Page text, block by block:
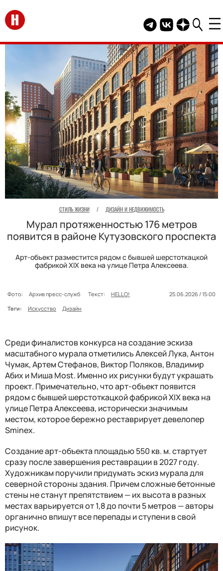
Перейти на главную
Telegram канал
Группа HELLO
Канал
СТИЛЬ ЖИЗНИ / ДИЗАЙН И НЕДВИЖИМОСТЬ
Мурал протяженностью 176 метров
появится в районе Кутузовского проспекта
Арт-объект разместится рядом с бывшей шерстоткацкой
фабрикой XIX века на улице Петра Алексеева.
Фото: Архив пресс-служб Текст: HELLO!
25.06.2026 / 15:00
Теги:
Искусство Дизайн
Среди финалистов конкурса на создание эскиза
масштабного мурала отметились Алексей Лука, Антон
Чумак, Артем Стефанов, Виктор Поляков, Владимир
Абих и Миша Most. Именно их рисунки будут украшать
проект. Примечательно, что арт-объект появится
рядом с бывшей шерстоткацкой фабрикой XIX века на
улице Петра Алексеева, исторически значимым
местом, которое бережно реставрирует девелопер
Sminex.
Создание арт-объекта площадью 550 кв. м. стартует
сразу после завершения реставрации в 2027 году.
Художникам поручили придумать эскиз мурала для
северной стороны здания. Причем сложные бетонные
стены не станут препятствием — их высота в разных
местах варьируется от 1,8 до почти 5 метров — авторы
органично впишут все перепады и ступени в свой
рисунок.